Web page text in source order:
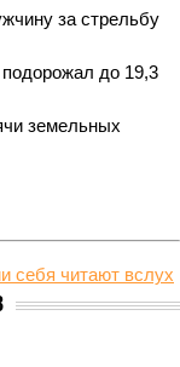
за стрельбу
до 19,3
земельных